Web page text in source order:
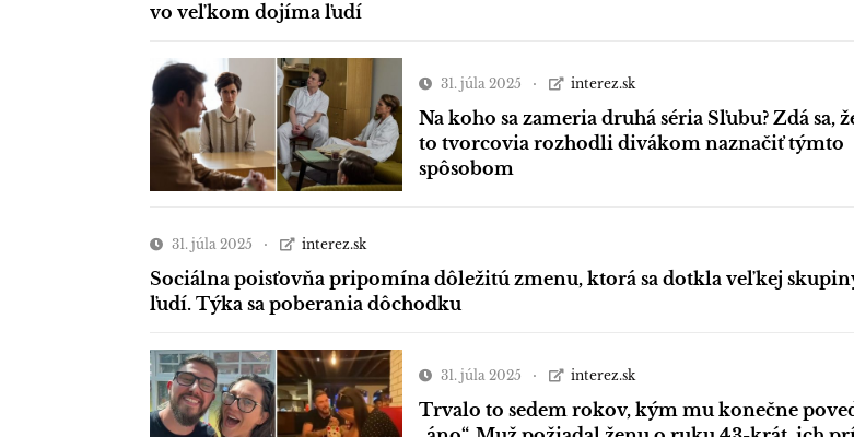
vo veľkom dojíma ľudí
31. júla 2025 interez.sk
Na koho sa zameria druhá séria Sľubu? Zdá sa,
to tvorcovia rozhodli divákom naznačiť týmto
spôsobom
31. júla 2025 interez.sk
Sociálna poisťovňa pripomína dôležitú zmenu, ktorá sa dotkla veľkej
ľudí. Týka sa poberania dôchodku
31. júla 2025 interez.sk
Trvalo to sedem rokov, kým mu konečne